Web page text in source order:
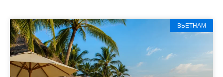
ВЬЕТНАМ